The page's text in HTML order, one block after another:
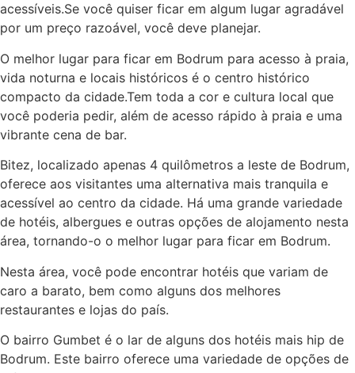
acessíveis.Se você quiser ficar em algum lugar agradável
por um preço razoável, você deve planejar.
O melhor lugar para ficar em Bodrum para acesso à praia,
vida noturna e locais históricos é o centro histórico
compacto da cidade.Tem toda a cor e cultura local que
você poderia pedir, além de acesso rápido à praia e uma
vibrante cena de bar.
Bitez, localizado apenas 4 quilômetros a leste de Bodrum,
oferece aos visitantes uma alternativa mais tranquila e
acessível ao centro da cidade. Há uma grande variedade
de hotéis, albergues e outras opções de alojamento nesta
área, tornando-o o melhor lugar para ficar em Bodrum.
Nesta área, você pode encontrar hotéis que variam de
caro a barato, bem como alguns dos melhores
restaurantes e lojas do país.
O bairro Gumbet é o lar de alguns dos hotéis mais hip de
Bodrum. Este bairro oferece uma variedade de opções de